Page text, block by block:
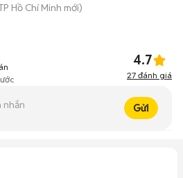
Hồ Chí Minh mới)
4.7
27 đánh giá
Gửi